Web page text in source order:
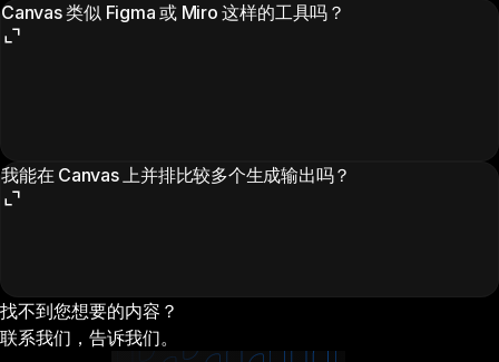
Canvas 类似 Figma 或 Miro 这样的工具吗？
我能在 Canvas 上并排比较多个生成输出吗？
找不到您想要的内容？
联系我们，告诉我们。